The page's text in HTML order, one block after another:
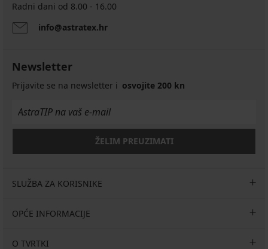
Radni dani od 8.00 - 16.00
info@astratex.hr
Newsletter
Prijavite se na newsletter i osvojite 200 kn
ŽELIM PREUZIMATI
SLUŽBA ZA KORISNIKE
OPĆE INFORMACIJE
O TVRTKI